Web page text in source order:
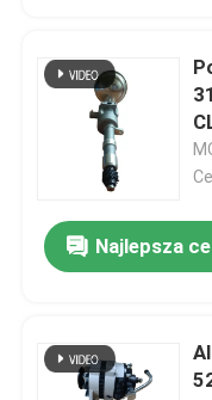
Części przekładni
Części silnika
Pozostałe części
Części XCMG
Najlepsza